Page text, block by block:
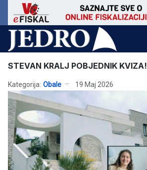
STEVAN KRALJ POBJEDNIK KVIZA!
Kategorija: Obale 19 Maj 2026